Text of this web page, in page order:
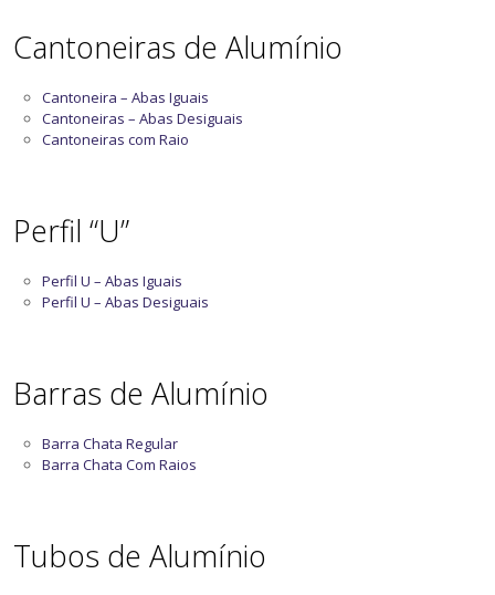
Cantoneiras de Alumínio
Cantoneira – Abas Iguais
Cantoneiras – Abas Desiguais
Cantoneiras com Raio
Perfil “U”
Perfil U – Abas Iguais
Perfil U – Abas Desiguais
Barras de Alumínio
Barra Chata Regular
Barra Chata Com Raios
Tubos de Alumínio